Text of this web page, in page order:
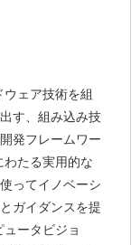
ェア技術を組
す、組み込み技
発フレームワー
たる実用的な
ってイノベーシ
ガイダンスを提
ータビジョ